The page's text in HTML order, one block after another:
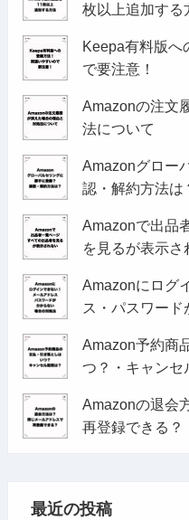
枚以上追加する
Keepa有料版へ
で要注意！
Amazonの注文
法について
Amazonグロー
認・解約方法は
Amazonで出品
を見るが表示さ
Amazonにログ
ス・パスワー
Amazon予約商
つ？・キャンセ
Amazonの退会
再登録できる？
最近の投稿